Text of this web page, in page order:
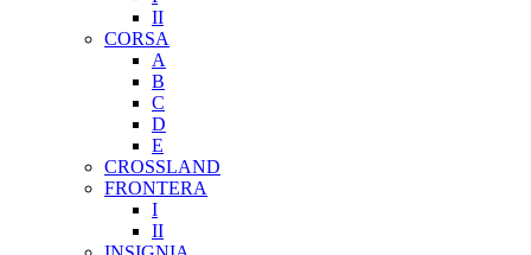
II
CORSA
A
B
C
D
E
CROSSLAND
FRONTERA
I
II